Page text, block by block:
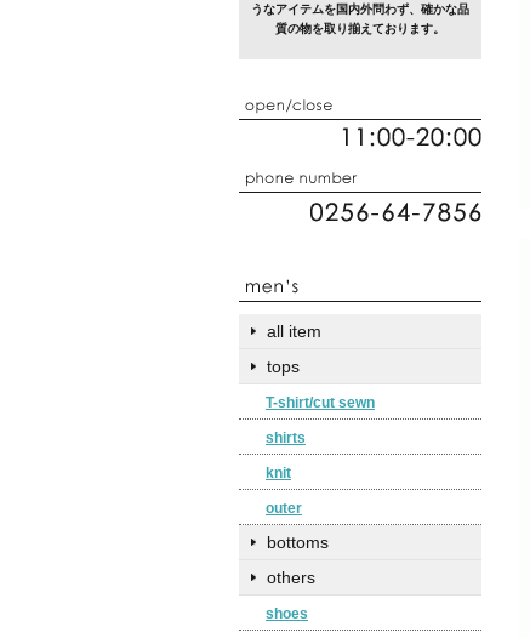
うなアイテムを国内外問わず、確かな品
質の物を取り揃えております。
all item
tops
T-shirt/cut sewn
shirts
knit
outer
bottoms
others
shoes